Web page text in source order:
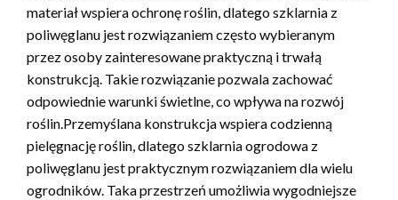
materiał wspiera ochronę roślin, dlatego szklarnia z
poliwęglanu jest rozwiązaniem często wybieranym
przez osoby zainteresowane praktyczną i trwałą
konstrukcją. Takie rozwiązanie pozwala zachować
odpowiednie warunki świetlne, co wpływa na rozwój
roślin.Przemyślana konstrukcja wspiera codzienną
pielęgnację roślin, dlatego szklarnia ogrodowa z
poliwęglanu jest praktycznym rozwiązaniem dla wielu
ogrodników. Taka przestrzeń umożliwia wygodniejsze